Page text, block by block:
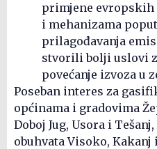
primjene
i mehanizama
prilagođavanja
stvorili bolji uslovi
povećanje izvoza u
Poseban interes za
općinama i gradovima
Doboj Jug, Usora i
obuhvata Visoko, Kakanj